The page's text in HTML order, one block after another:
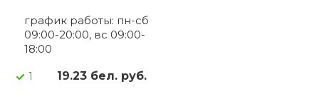
график работы: пн-сб
09:00-20:00, вс 09:00-
18:00
1 19.23 бел. руб.